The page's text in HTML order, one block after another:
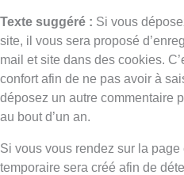
Texte suggéré : Si vous
site, il vous sera proposé
mail et site dans des cookies.
confort afin de ne pas avoir à
déposez un autre commentaire
au bout d’un an.
Si vous vous rendez sur la
temporaire sera créé afin de